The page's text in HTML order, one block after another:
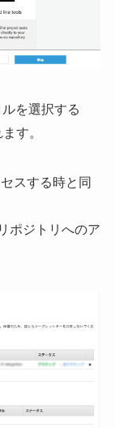
を選択する
す。
スする時と同
ポジトリへのア